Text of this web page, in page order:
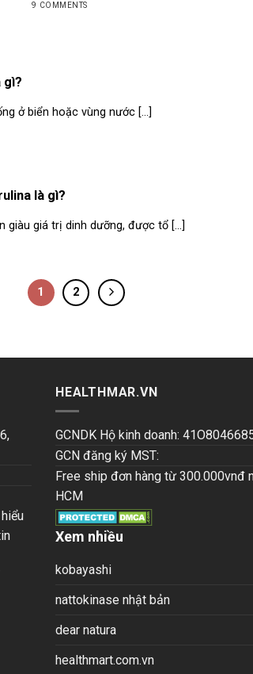
9 COMMENTS
gì?
ở biển hoặc vùng nước [...]
là gì?
giàu giá trị dinh dưỡng, được tổ [...]
1 2
HEALTHMAR.VN
GCNDK Hộ kinh doanh:
GCN đăng ký MST:
Free ship đơn hàng từ 300.000vnđ
HCM
Xem nhiều
kobayashi
nattokinase nhật bản
dear natura
healthmart.com.vn